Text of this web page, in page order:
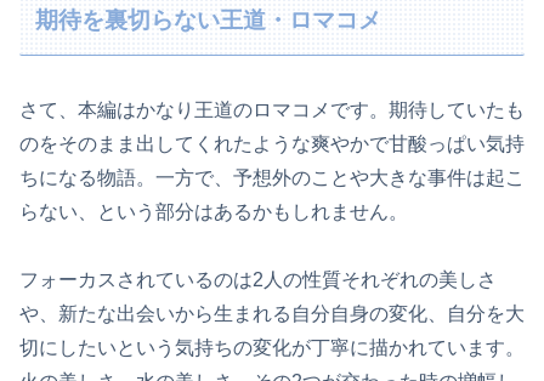
期待を裏切らない王道・ロマコメ
さて、本編はかなり王道のロマコメです。期待していたも
のをそのまま出してくれたような爽やかで甘酸っぱい気持
ちになる物語。一方で、予想外のことや大きな事件は起こ
らない、という部分はあるかもしれません。
フォーカスされているのは2人の性質それぞれの美しさ
や、新たな出会いから生まれる自分自身の変化、自分を大
切にしたいという気持ちの変化が丁寧に描かれています。